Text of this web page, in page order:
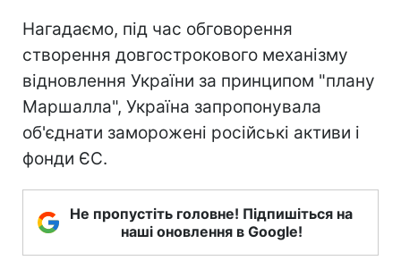
Нагадаємо, під час обговорення
створення довгострокового механізму
відновлення України за принципом "плану
Маршалла", Україна запропонувала
об'єднати заморожені російські активи і
фонди ЄС.
Не пропустіть головне! Підпишіться на
наші оновлення в Google!